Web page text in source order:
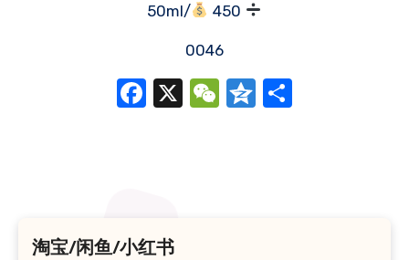
50ml/ 450
0046
Facebook
X WeChat
Qzone
淘宝/闲鱼/小红书